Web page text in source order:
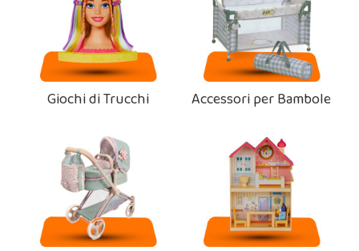
Giochi di Trucchi Accessori per Bambole